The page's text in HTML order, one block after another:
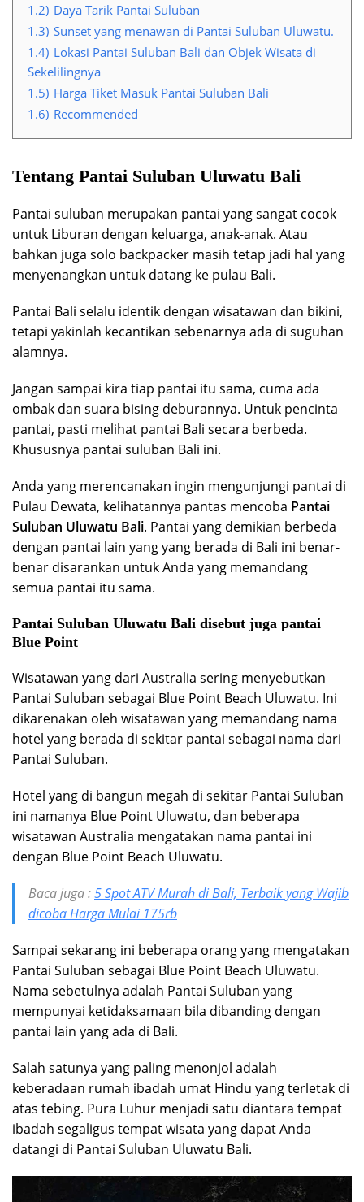
1.2) Daya Tarik Pantai Suluban
1.3) Sunset yang menawan di Pantai Suluban Uluwatu.
1.4) Lokasi Pantai Suluban Bali dan Objek Wisata di
Sekelilingnya
1.5) Harga Tiket Masuk Pantai Suluban Bali
1.6) Recommended
Tentang Pantai Suluban Uluwatu Bali
Pantai suluban merupakan pantai yang sangat cocok
untuk Liburan dengan keluarga, anak-anak. Atau
bahkan juga solo backpacker masih tetap jadi hal yang
menyenangkan untuk datang ke pulau Bali.
Pantai Bali selalu identik dengan wisatawan dan bikini,
tetapi yakinlah kecantikan sebenarnya ada di suguhan
alamnya.
Jangan sampai kira tiap pantai itu sama, cuma ada
ombak dan suara bising deburannya. Untuk pencinta
pantai, pasti melihat pantai Bali secara berbeda.
Khususnya pantai suluban Bali ini.
Anda yang merencanakan ingin mengunjungi pantai di
Pulau Dewata, kelihatannya pantas mencoba Pantai
Suluban Uluwatu Bali. Pantai yang demikian berbeda
dengan pantai lain yang yang berada di Bali ini benar-
benar disarankan untuk Anda yang memandang
semua pantai itu sama.
Pantai Suluban Uluwatu Bali disebut juga pantai
Blue Point
Wisatawan yang dari Australia sering menyebutkan
Pantai Suluban sebagai Blue Point Beach Uluwatu. Ini
dikarenakan oleh wisatawan yang memandang nama
hotel yang berada di sekitar pantai sebagai nama dari
Pantai Suluban.
Hotel yang di bangun megah di sekitar Pantai Suluban
ini namanya Blue Point Uluwatu, dan beberapa
wisatawan Australia mengatakan nama pantai ini
dengan Blue Point Beach Uluwatu.
Baca juga :5 Spot ATV Murah di Bali, Terbaik yang Wajib
dicoba Harga Mulai 175rb
Sampai sekarang ini beberapa orang yang mengatakan
Pantai Suluban sebagai Blue Point Beach Uluwatu.
Nama sebetulnya adalah Pantai Suluban yang
mempunyai ketidaksamaan bila dibanding dengan
pantai lain yang ada di Bali.
Salah satunya yang paling menonjol adalah
keberadaan rumah ibadah umat Hindu yang terletak di
atas tebing. Pura Luhur menjadi satu diantara tempat
ibadah segaligus tempat wisata yang dapat Anda
datangi di Pantai Suluban Uluwatu Bali.